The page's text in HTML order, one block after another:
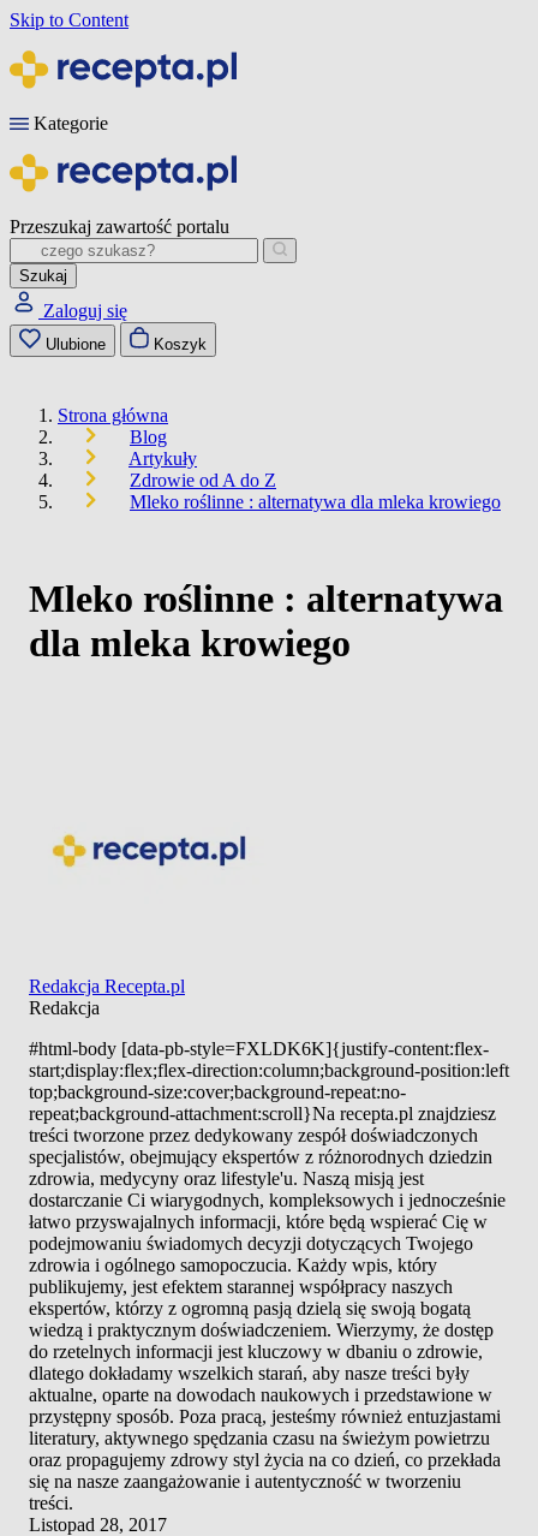
Skip to Content
Kategorie
Przeszukaj zawartość portalu
Szukaj
Zaloguj się
Ulubione Koszyk
Strona główna
Blog
Artykuły
Zdrowie od A do Z
Mleko roślinne : alternatywa dla mleka krowiego
Mleko roślinne : alternatywa
dla mleka krowiego
Redakcja Recepta.pl
Redakcja
#html-body [data-pb-style=FXLDK6K]{justify-content:flex-
start;display:flex;flex-direction:column;background-position:left
top;background-size:cover;background-repeat:no-
repeat;background-attachment:scroll}Na recepta.pl znajdziesz
treści tworzone przez dedykowany zespół doświadczonych
specjalistów, obejmujący ekspertów z różnorodnych dziedzin
zdrowia, medycyny oraz lifestyle'u. Naszą misją jest
dostarczanie Ci wiarygodnych, kompleksowych i jednocześnie
łatwo przyswajalnych informacji, które będą wspierać Cię w
podejmowaniu świadomych decyzji dotyczących Twojego
zdrowia i ogólnego samopoczucia. Każdy wpis, który
publikujemy, jest efektem starannej współpracy naszych
ekspertów, którzy z ogromną pasją dzielą się swoją bogatą
wiedzą i praktycznym doświadczeniem. Wierzymy, że dostęp
do rzetelnych informacji jest kluczowy w dbaniu o zdrowie,
dlatego dokładamy wszelkich starań, aby nasze treści były
aktualne, oparte na dowodach naukowych i przedstawione w
przystępny sposób. Poza pracą, jesteśmy również entuzjastami
literatury, aktywnego spędzania czasu na świeżym powietrzu
oraz propagujemy zdrowy styl życia na co dzień, co przekłada
się na nasze zaangażowanie i autentyczność w tworzeniu
treści.
Listopad 28, 2017